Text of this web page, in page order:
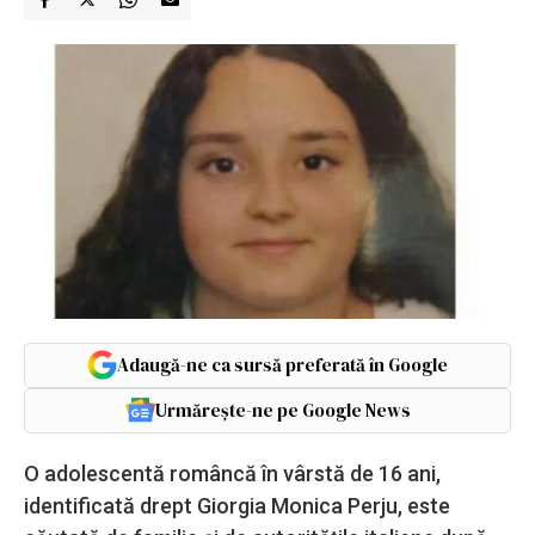
Adaugă-ne ca sursă preferată în Google
Urmărește-ne pe Google News
O adolescentă româncă în vârstă de 16 ani,
identificată drept Giorgia Monica Perju, este